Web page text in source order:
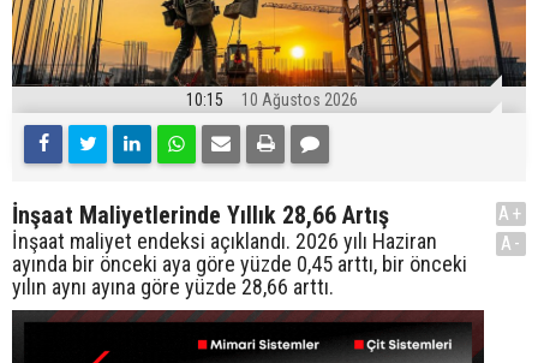
10:15 10 Ağustos 2026
İnşaat Maliyetlerinde Yıllık 28,66 Artış
İnşaat maliyet endeksi açıklandı. 2026 yılı Haziran
ayında bir önceki aya göre yüzde 0,45 arttı, bir önceki
yılın aynı ayına göre yüzde 28,66 arttı.
A+
A-